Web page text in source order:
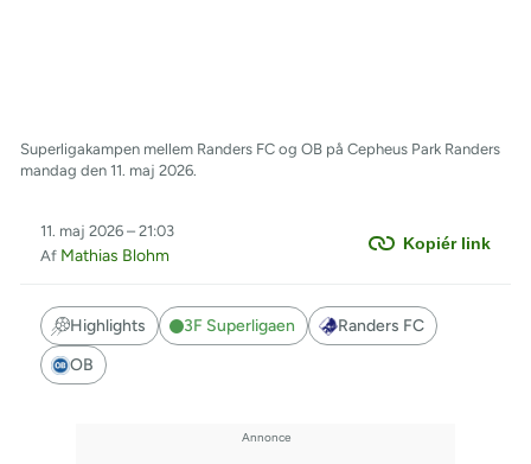
Superligakampen mellem Randers FC og OB på Cepheus Park Randers
mandag den 11. maj 2026.
Kopiér link
11. maj 2026 – 21:03
Af Mathias Blohm
Highlights 3F Superligaen
Randers FC
OB